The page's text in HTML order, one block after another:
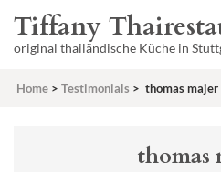
Tiffany
original thailändische Küche in
Home > Testimonials > thomas majer
thomas